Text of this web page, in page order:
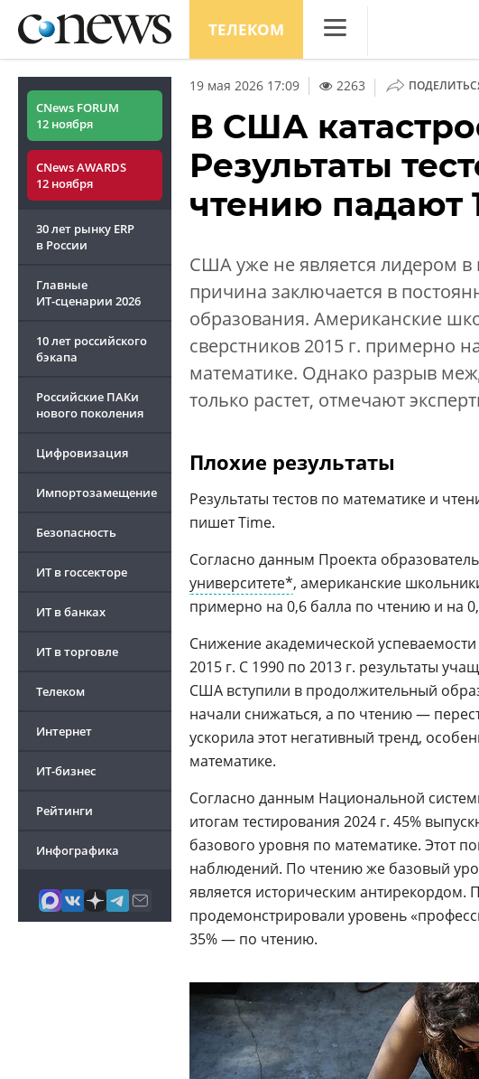
ТЕЛЕКОМ
Аналитика
Конференции
Маркет
Техника
CNews FORUM
12 ноября
CNews AWARDS
12 ноября
30 лет рынку ERP
в России
Главные
ИТ-сценарии 2026
10 лет российского
бэкапа
Российские ПАКи
нового поколения
Цифровизация
Импортозамещение
Безопасность
ИТ в госсекторе
ИТ в банках
ИТ в торговле
Телеком
Интернет
ИТ-бизнес
Рейтинги
Инфографика
19 мая 2026 17:09 2263 |
В США
Результаты
чтению падают
США уже не является лидером в
причина заключается в
образования. Американские
сверстников 2015 г. примерно
математике. Однако разрыв
только растет, отмечают
Плохие результаты
Результаты тестов по математике и
пишет Time.
Согласно данным Проекта
университете*, американские
примерно на 0,6 балла по чтению и на
Снижение академической успеваемости
2015 г. С 1990 по 2013 г. результаты
США вступили в продолжительный
начали снижаться, а по чтению —
ускорила этот негативный тренд,
математике.
Согласно данным Национальной
итогам тестирования 2024 г. 45%
базового уровня по математике. Этот
наблюдений. По чтению же базовый
является историческим антирекордом.
продемонстрировали уровень
35% — по чтению.